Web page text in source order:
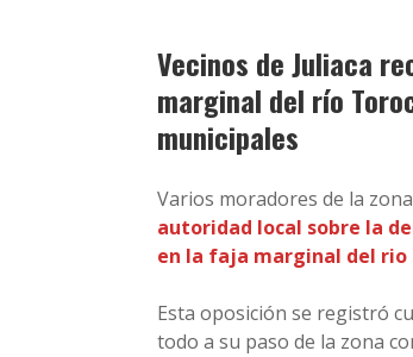
Vecinos de Juliaca
marginal del río
municipales
Varios moradores de la
autoridad local sobre la
en la faja marginal del rio
Esta oposición se registró
todo a su paso de la zona